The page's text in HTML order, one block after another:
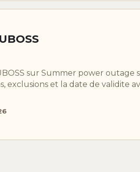
sur Summer power outage
exclusions et la date de validite